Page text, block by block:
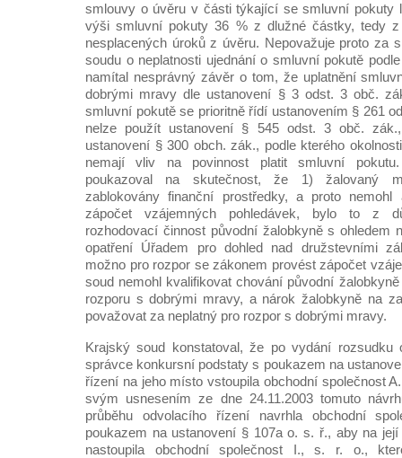
smlouvy o úvěru v části týkající se smluvní pokuty
výši smluvní pokuty 36 % z dlužné částky, tedy
nesplacených úroků z úvěru. Nepovažuje proto za
soudu o neplatnosti ujednání o smluvní pokutě
namítal nesprávný závěr o tom, že uplatnění
dobrými mravy dle ustanovení § 3 odst. 3 obč.
smluvní pokutě se prioritně řídí ustanovením § 261
nelze použít ustanovení § 545 odst. 3 obč.
ustanovení § 300 obch. zák., podle kterého
nemají vliv na povinnost platit smluvní
poukazoval na skutečnost, že 1) žalovaný
zablokovány finanční prostředky, a proto nemohl
zápočet vzájemných pohledávek, bylo to z
rozhodovací činnost původní žalobkyně s ohledem
opatření Úřadem pro dohled nad družstevními
možno pro rozpor se zákonem provést zápočet
soud nemohl kvalifikovat chování původní
rozporu s dobrými mravy, a nárok žalobkyně na
považovat za neplatný pro rozpor s dobrými mravy.
Krajský soud konstatoval, že po vydání rozsudku
správce konkursní podstaty s poukazem na
řízení na jeho místo vstoupila obchodní společnost
svým usnesením ze dne 24.11.2003 tomuto
průběhu odvolacího řízení navrhla obchodní
poukazem na ustanovení § 107a o. s. ř., aby na
nastoupila obchodní společnost I., s. r. o.,